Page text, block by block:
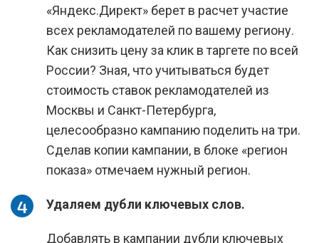
«Яндекс.Директ» берет в расчет участие
всех рекламодателей по вашему региону.
Как снизить цену за клик в таргете по всей
России? Зная, что учитываться будет
стоимость ставок рекламодателей из
Москвы и Санкт-Петербурга,
целесообразно кампанию поделить на три.
Сделав копии кампании, в блоке «регион
показа» отмечаем нужный регион.
Удаляем дубли ключевых слов.
Добавлять в кампании дубли ключевых